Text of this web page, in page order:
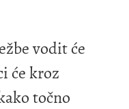
vodit će
će kroz
točno